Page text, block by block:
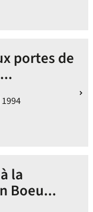
portes de
la
Boeu...